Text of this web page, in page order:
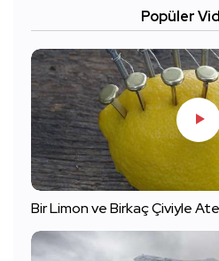
Popüler
Bir Limon ve Birkaç Çiviyle Ateş